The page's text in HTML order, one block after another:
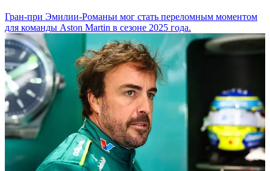
Гран-при Эмилии-Романьи мог стать переломным моментом
для команды Aston Martin в сезоне 2025 года.